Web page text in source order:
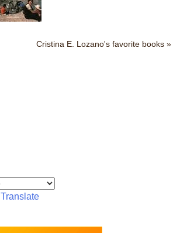
Cristina E. Lozano's favorite books »
Translate